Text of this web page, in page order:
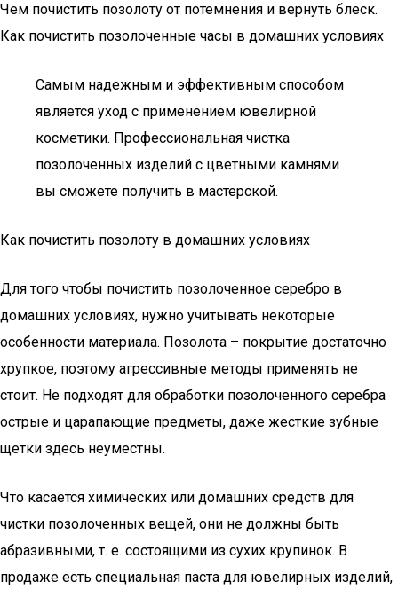
Чем почистить позолоту от потемнения и вернуть блеск.
Как почистить позолоченные часы в домашних условиях
Самым надежным и эффективным способом
является уход с применением ювелирной
косметики. Профессиональная чистка
позолоченных изделий с цветными камнями
вы сможете получить в мастерской.
Как почистить позолоту в домашних условиях
Для того чтобы почистить позолоченное серебро в
домашних условиях, нужно учитывать некоторые
особенности материала. Позолота – покрытие достаточно
хрупкое, поэтому агрессивные методы применять не
стоит. Не подходят для обработки позолоченного серебра
острые и царапающие предметы, даже жесткие зубные
щетки здесь неуместны.
Что касается химических или домашних средств для
чистки позолоченных вещей, они не должны быть
абразивными, т. е. состоящими из сухих крупинок. В
продаже есть специальная паста для ювелирных изделий,